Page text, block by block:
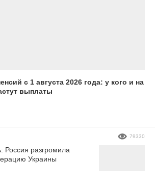
с 1 августа 2026 года: у кого и на
выплаты
Россия разгромила
Украины
79330